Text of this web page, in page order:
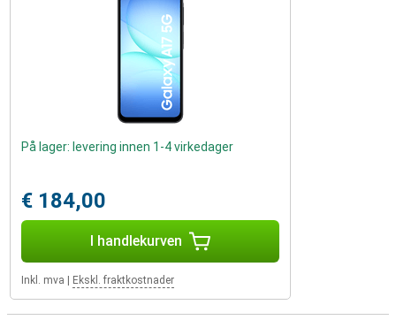
På lager: levering innen 1-4 virkedager
€ 184,00
I handlekurven
Inkl. mva Ekskl. fraktkostnader